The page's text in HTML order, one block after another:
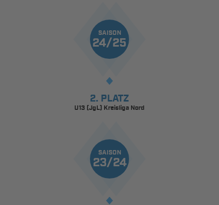
SAISON
24/25
2. PLATZ
U13 (JgL) Kreisliga Nord
SAISON
23/24